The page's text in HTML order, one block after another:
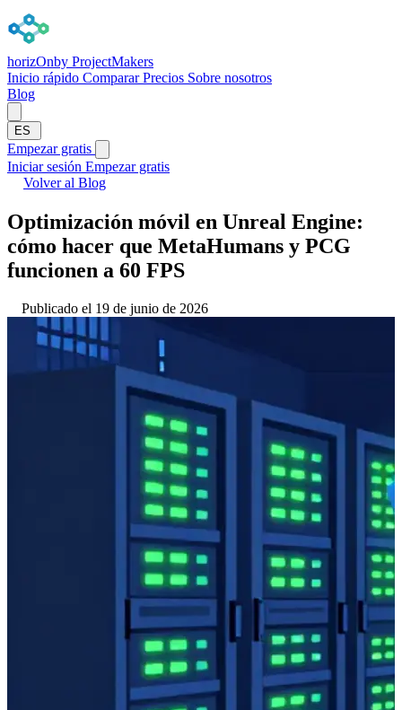
horizOnby ProjectMakers
Inicio rápido CompararPrecios Sobre nosotros
Blog
ES
Empezar gratis
Iniciar sesión Empezar gratis
Volver al Blog
Optimización móvil en Unreal Engine:
cómo hacer que MetaHumans y PCG
funcionen a 60 FPS
Publicado el 19 de junio de 2026